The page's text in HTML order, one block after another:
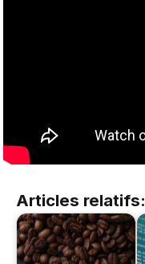
Articles relatifs: